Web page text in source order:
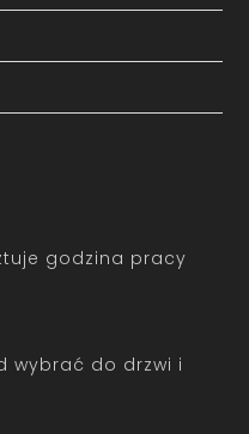
godzina pracy
wybrać do drzwi i